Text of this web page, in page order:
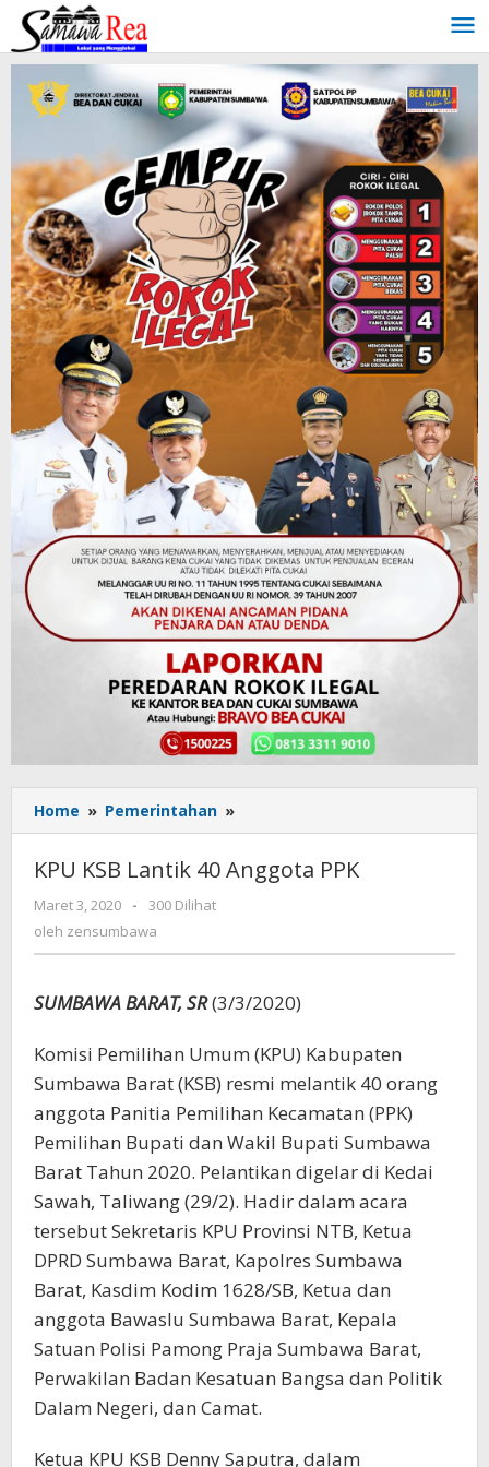
Lewati
konten
Home » Pemerintahan »
KSB
40
KPU KSB Lantik 40 Anggota PPK
Maret 3, 2020
oleh
zensumbawa
-
300 Dilihat
oleh zensumbawa
SUMBAWA BARAT, SR(3/3/2020)
Komisi Pemilihan Umum (KPU) Kabupaten
Sumbawa Barat (KSB) resmi melantik 40 orang
anggota Panitia Pemilihan Kecamatan (PPK)
Pemilihan Bupati dan Wakil Bupati Sumbawa
Barat Tahun 2020. Pelantikan digelar di Kedai
Sawah, Taliwang (29/2). Hadir dalam acara
tersebut Sekretaris KPU Provinsi NTB, Ketua
DPRD Sumbawa Barat, Kapolres Sumbawa
Barat, Kasdim Kodim 1628/SB, Ketua dan
anggota Bawaslu Sumbawa Barat, Kepala
Satuan Polisi Pamong Praja Sumbawa Barat,
Perwakilan Badan Kesatuan Bangsa dan Politik
Dalam Negeri, dan Camat.
Ketua KPU KSB Denny Saputra, dalam